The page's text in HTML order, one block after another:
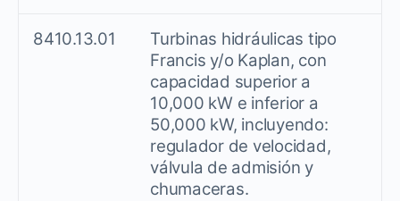
8410.13.01
Turbinas hidráulicas tipo
Francis y/o Kaplan, con
capacidad superior a
10,000 kW e inferior a
50,000 kW, incluyendo:
regulador de velocidad,
válvula de admisión y
chumaceras.